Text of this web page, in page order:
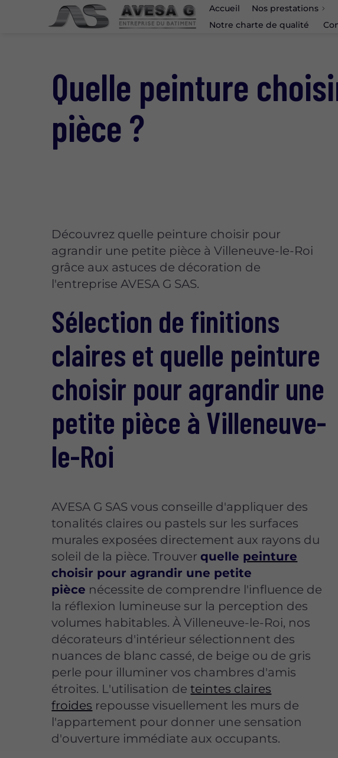
Accueil Nos prestations
Notre charte de qualité
Quelle peinture
pièce ?
Découvrez quelle peinture choisir pour
agrandir une petite pièce à Villeneuve-le-Roi
grâce aux astuces de décoration de
l'entreprise AVESA G SAS.
Sélection de finitions
claires et quelle peinture
choisir pour agrandir une
petite pièce à Villeneuve-
le-Roi
AVESA G SAS vous conseille d'appliquer des
tonalités claires ou pastels sur les surfaces
murales exposées directement aux rayons du
soleil de la pièce. Trouverquelle peinture
choisir pour agrandir une petite
pièce nécessite de comprendre l'influence de
la réflexion lumineuse sur la perception des
volumes habitables. À Villeneuve-le-Roi, nos
décorateurs d'intérieur sélectionnent des
nuances de blanc cassé, de beige ou de gris
perle pour illuminer vos chambres d'amis
étroites. L'utilisation deteintes claires
froides repousse visuellement les murs de
l'appartement pour donner une sensation
d'ouverture immédiate aux occupants.